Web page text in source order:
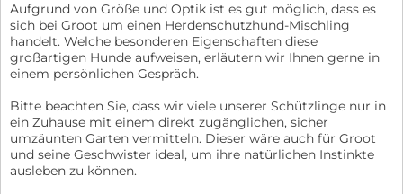
Aufgrund von Größe und Optik ist es gut möglich, dass es
sich bei Groot um einen Herdenschutzhund-Mischling
handelt. Welche besonderen Eigenschaften diese
großartigen Hunde aufweisen, erläutern wir Ihnen gerne in
einem persönlichen Gespräch.
Bitte beachten Sie, dass wir viele unserer Schützlinge nur in
ein Zuhause mit einem direkt zugänglichen, sicher
umzäunten Garten vermitteln. Dieser wäre auch für Groot
und seine Geschwister ideal, um ihre natürlichen Instinkte
ausleben zu können.